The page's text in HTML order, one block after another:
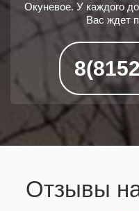
Окуневое. У каждого
Вас ждет
Отзывы